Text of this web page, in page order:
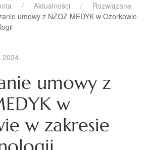
Aktualności
Rozwiązane
umowy z NZOZ MEDYK w Ozorkowie
2024.
umowy z
w
w zakresie